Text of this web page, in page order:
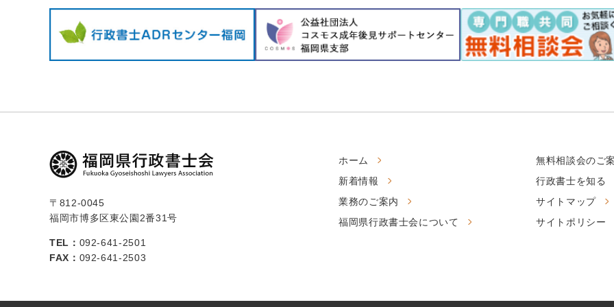
〒812-0045
福岡市博多区東公園2番31号
TEL： 092-641-2501
FAX： 092-641-2503
ホーム
新着情報
業務のご案内
福岡県行政書士会について
無料相談会のご
行政書士を知る
サイトマップ
サイトポリシー